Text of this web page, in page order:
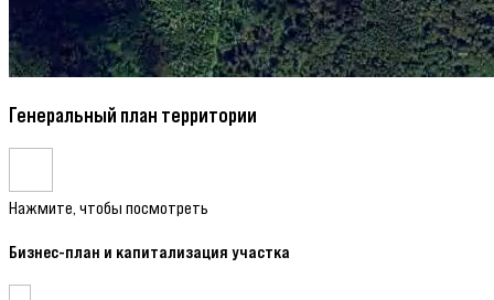
Генеральный план территории
Нажмите, чтобы посмотреть
Бизнес-план и капитализация участка